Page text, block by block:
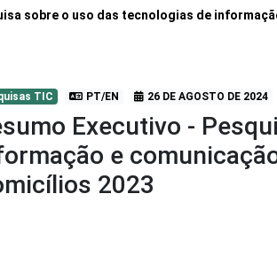
sobre o uso das tecnologias de
TIC PT/EN 26 DE AGOSTO DE 2024
Executivo -
e
2023